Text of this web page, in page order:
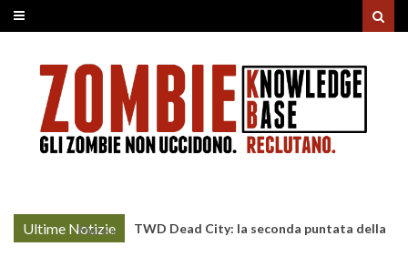
Ultime Notizie
More »
TWD Dead City: la seconda puntata della